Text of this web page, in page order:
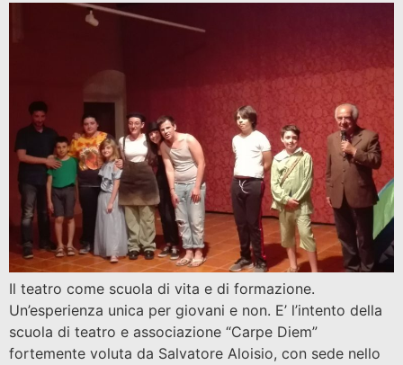
Il teatro come scuola di vita e di formazione.
Un’esperienza unica per giovani e non. E’ l’intento della
scuola di teatro e associazione “Carpe Diem”
fortemente voluta da Salvatore Aloisio, con sede nello